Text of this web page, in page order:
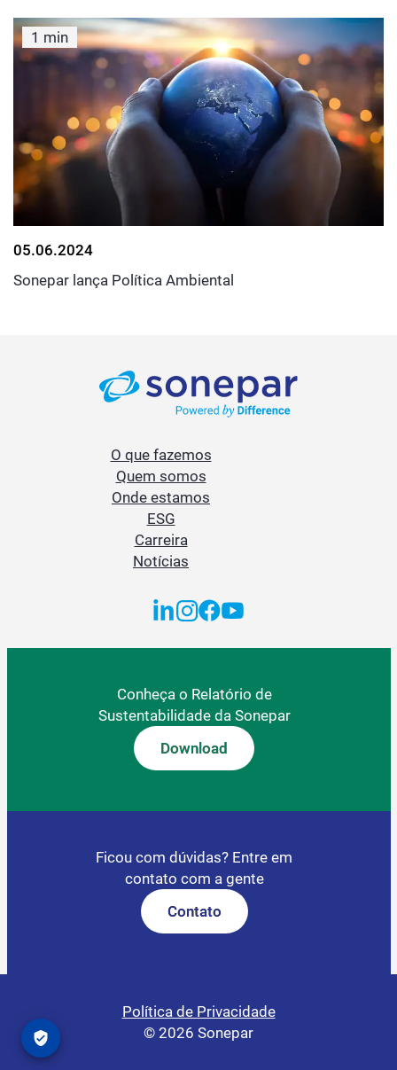
1 min
05.06.2024
Sonepar lança Política Ambiental
O que fazemos
Quem somos
Onde estamos
ESG
Carreira
Notícias
Conheça o Relatório de
Sustentabilidade da Sonepar
Download
Ficou com dúvidas? Entre em
contato com a gente
Contato
Política de Privacidade
© 2026 Sonepar